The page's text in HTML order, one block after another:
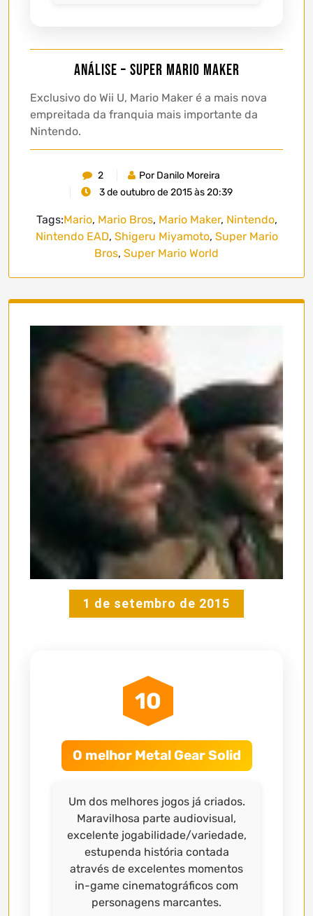
Análise – Super Mario Maker
Exclusivo do Wii U, Mario Maker é a mais nova
empreitada da franquia mais importante da
Nintendo.
2
Por Danilo Moreira
3 de outubro de 2015 às 20:39
Tags:Mario, Mario Bros, Mario Maker, Nintendo,
Nintendo EAD, Shigeru Miyamoto, Super Mario
Bros, Super Mario World
1 de setembro de 2015
10
O melhor Metal Gear Solid
Um dos melhores jogos já criados.
Maravilhosa parte audiovisual,
excelente jogabilidade/variedade,
estupenda história contada
através de excelentes momentos
in-game cinematográficos com
personagens marcantes.